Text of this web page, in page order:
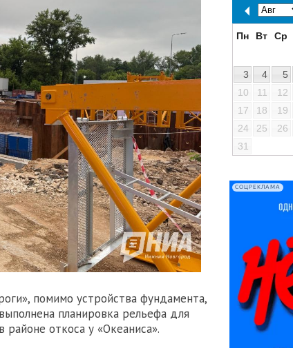
помимо устройства фундамента,
планировка рельефа для
откоса у «Океаниса».
Пн Вт Ср
3
4 5
10
11 12
17
18 19
24
25 26
31
СОЦРЕКЛАМА